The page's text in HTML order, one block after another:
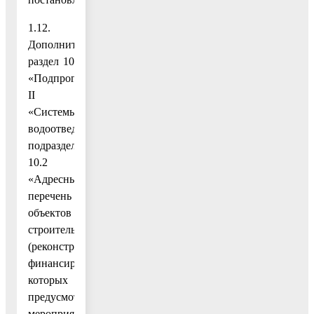
1.12.
Дополнить
раздел 10
«Подпрограмма
II
«Системы
водоотведения»
подразделом
10.2
«Адресный
перечень
объектов
строительства
(реконструкции),
финансирование
которых
предусмотрено